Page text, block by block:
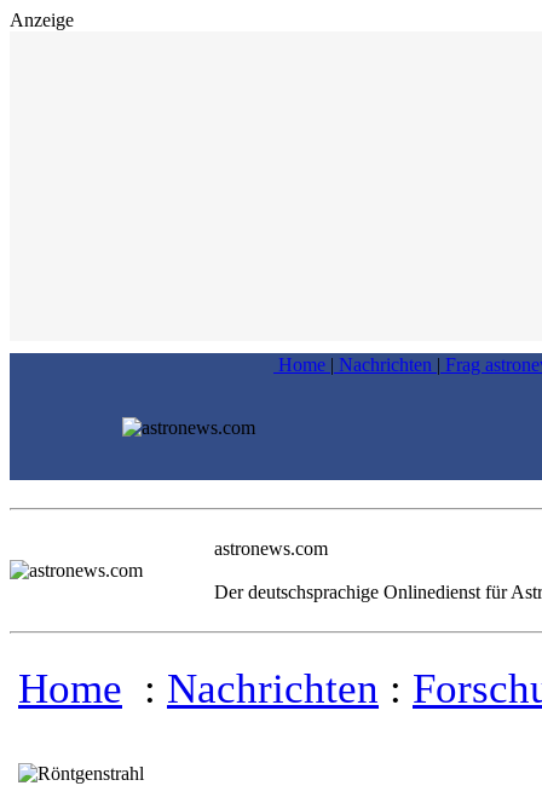
Anzeige
Home | Nachrichten | Frag
astronews.com
Der deutschsprachige Onlinedienst für
Home : Nachrichten :